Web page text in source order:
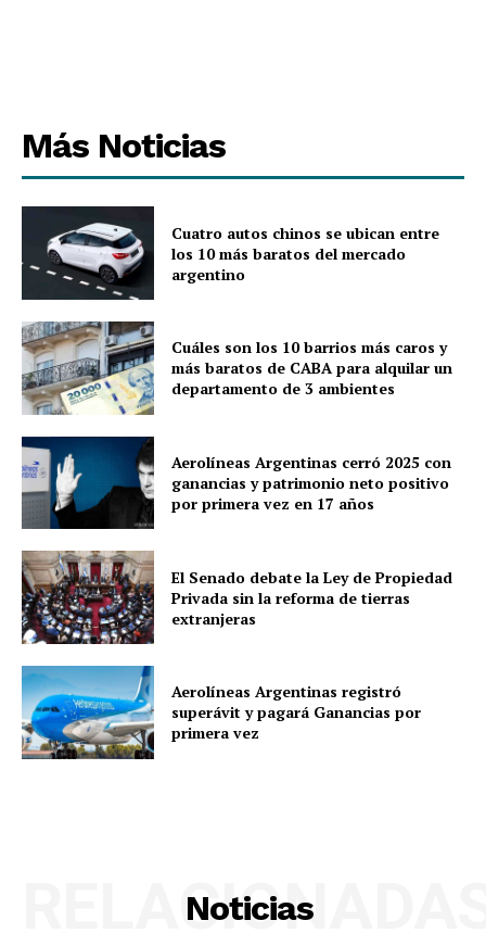
Más Noticias
Cuatro autos chinos se ubican entre
los 10 más baratos del mercado
argentino
Cuáles son los 10 barrios más caros y
más baratos de CABA para alquilar un
departamento de 3 ambientes
Aerolíneas Argentinas cerró 2025 con
ganancias y patrimonio neto positivo
por primera vez en 17 años
El Senado debate la Ley de Propiedad
Privada sin la reforma de tierras
extranjeras
Aerolíneas Argentinas registró
superávit y pagará Ganancias por
primera vez
Noticias